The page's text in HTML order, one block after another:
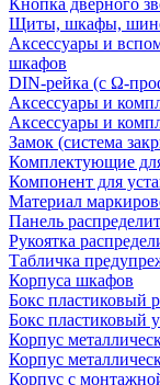
Кнопка дверного
Щиты, шкафы,
Аксессуары и
шкафов
DIN-рейка (с Ω-
Аксессуары и
Аксессуары и
Замок (система
Комплектующие
Компонент для
Материал
Панель
Рукоятка
Табличка
Корпуса шкафов
Бокс пластиковый
Бокс пластиковый
Корпус
Корпус
Корпус с